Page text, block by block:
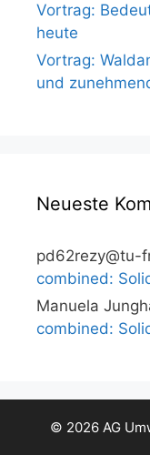
Vortrag:
heute
Vortrag:
und
Neueste
pd62rezy@tu-
combined:
Manuela
combined:
© 2026 AG